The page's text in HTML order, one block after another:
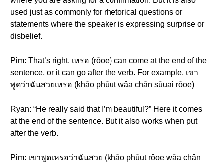
used just as commonly for rhetorical questions or
statements where the speaker is expressing surprise or
disbelief.
Pim: That’s right. เหรอ (rǒoe) can come at the end of the
sentence, or it can go after the verb. For example, เขา
พูดว่าฉันสวยเหรอ (khǎo phûut wâa chǎn sǔuai rǒoe)
Ryan: “He really said that I’m beautiful?” Here it comes
at the end of the sentence. But it also works when put
after the verb.
Pim: เขาพูดเหรอว่าฉันสวย (khǎo phûut rǒoe wâa chǎn